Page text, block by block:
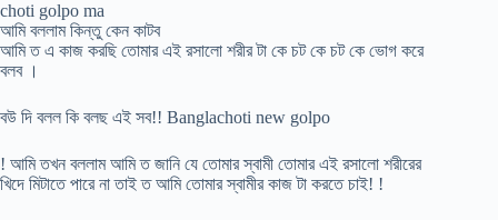
choti golpo ma
আমি বললাম কিন্তু কেন কাটব
আমি ত এ কাজ করছি তোমার এই রসালো শরীর টা কে চট কে চট কে ভোগ করে
বলব ।
বউ দি বলল কি বলছ এই সব!! Banglachoti new golpo
! আমি তখন বললাম আমি ত জানি যে তোমার স্বামী তোমার এই রসালো শরীরের
খিদে মিটাতে পারে না তাই ত আমি তোমার স্বামীর কাজ টা করতে চাই! !